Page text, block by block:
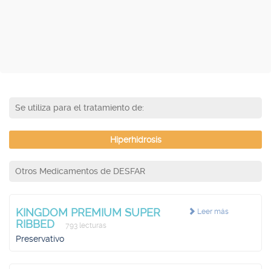
Se utiliza para el tratamiento de:
Hiperhidrosis
Otros Medicamentos de DESFAR
Leer más
KINGDOM PREMIUM SUPER
RIBBED
793 lecturas
Preservativo